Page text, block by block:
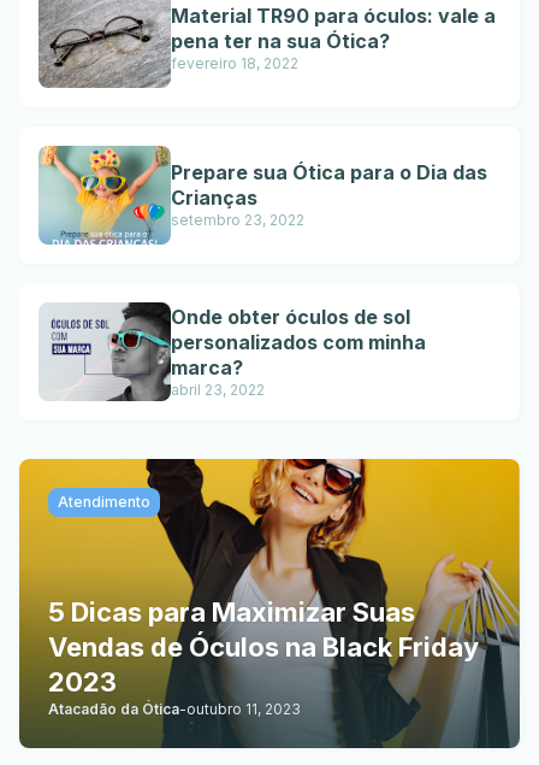
Material TR90 para óculos: vale a
pena ter na sua Ótica?
fevereiro 18, 2022
Prepare sua Ótica para o Dia das
Crianças
setembro 23, 2022
Onde obter óculos de sol
personalizados com minha
marca?
abril 23, 2022
Atendimento
5 Dicas para Maximizar Suas
Vendas de Óculos na Black Friday
2023
Atacadão da Ótica-outubro 11, 2023